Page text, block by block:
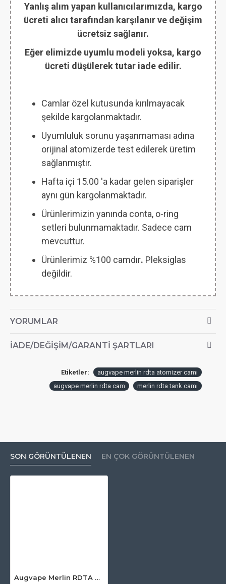
Yanlış alım yapan kullanıcılarımızda, kargo
ücreti alıcı tarafından karşılanır ve değişim
ücretsiz sağlanır.
Eğer elimizde uyumlu modeli yoksa, kargo
ücreti düşülerek tutar iade edilir.
Camlar özel kutusunda kırılmayacak
şekilde kargolanmaktadır.
Uyumluluk sorunu yaşanmaması adına
orijinal atomizerde test edilerek üretim
sağlanmıştır.
Hafta içi 15.00 'a kadar gelen siparişler
aynı gün kargolanmaktadır.
Ürünlerimizin yanında conta, o-ring
setleri bulunmamaktadır. Sadece cam
mevcuttur.
Ürünlerimiz %100 camdır. Pleksiglas
değildir.
YORUMLAR
İADE/DEĞIŞIM/GARANTI ŞARTLARI
Etiketler:
augvape merlin rdta atomizer camı
augvape merlin rdta cam
merlin rdta tank camı
SON GÖRÜNTÜLENEN EN ÇOK GÖRÜNTÜLENEN
Augvape Merlin RDTA Atomizer Camı